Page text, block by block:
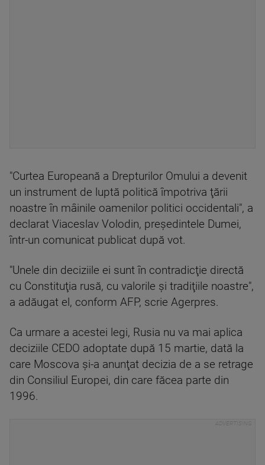
"Curtea Europeană a Drepturilor Omului a devenit
un instrument de luptă politică împotriva ţării
noastre în mâinile oamenilor politici occidentali", a
declarat Viaceslav Volodin, preşedintele Dumei,
într-un comunicat publicat după vot.
"Unele din deciziile ei sunt în contradicţie directă
cu Constituţia rusă, cu valorile şi tradiţiile noastre",
a adăugat el, conform AFP, scrie Agerpres.
Ca urmare a acestei legi, Rusia nu va mai aplica
deciziile CEDO adoptate după 15 martie, dată la
care Moscova şi-a anunţat decizia de a se retrage
din Consiliul Europei, din care făcea parte din
1996.